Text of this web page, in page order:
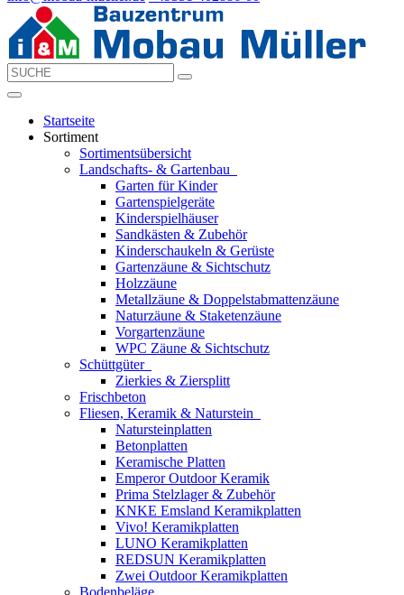
Startseite
Sortiment
Sortimentsübersicht
Landschafts- & Gartenbau
Garten für Kinder
Gartenspielgeräte
Kinderspielhäuser
Sandkästen & Zubehör
Kinderschaukeln & Gerüste
Gartenzäune & Sichtschutz
Holzzäune
Metallzäune & Doppelstabmattenzäune
Naturzäune & Staketenzäune
Vorgartenzäune
WPC Zäune & Sichtschutz
Schüttgüter
Zierkies & Ziersplitt
Frischbeton
Fliesen, Keramik & Naturstein
Natursteinplatten
Betonplatten
Keramische Platten
Emperor Outdoor Keramik
Prima Stelzlager & Zubehör
KNKE Emsland Keramikplatten
Vivo! Keramikplatten
LUNO Keramikplatten
REDSUN Keramikplatten
Zwei Outdoor Keramikplatten
Bodenbeläge